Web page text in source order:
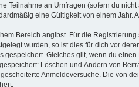
an Umfragen (sofern du
eine Gültigkeit von einem Jahr.
Bereich angibst. Für die
wurden, so ist dies für dich vor
Gleiches gilt, wenn du
Löschen und Ändern von
Anmeldeversuche. Die von